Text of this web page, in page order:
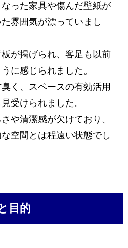
った家具や傷んだ壁紙が
雰囲気が漂っていまし
が掲げられ、客足も以前
に感じられました。
く、スペースの有効活用
受けられました。
や清潔感が欠けており、
空間とは程遠い状態でし
目的